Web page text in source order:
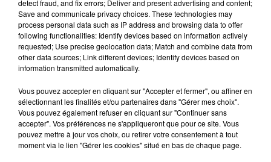
justifiée par la sécheresse intense qui est toujours
présente.
7 août 2026
LE MAGASIN JOUÉCLUB DE REIMS FERME
SES PORTES
C'était l'une des institutions du centre-ville
rémois. Le magasin JouéClub est contraint de
detect fraud, and fix errors; Deliver and present advertising and content;
Save and communicate privacy choices. These technologies may
process personal data such as IP address and browsing data to offer
following functionalities: Identify devices based on information actively
requested; Use precise geolocation data; Match and combine data from
other data sources; Link different devices; Identify devices based on
information transmitted automatically.
Vous pouvez accepter en cliquant sur "Accepter et fermer", ou affiner en
sélectionnant les finalités et/ou partenaires dans "Gérer mes choix".
Vous pouvez également refuser en cliquant sur "Continuer sans
accepter". Vos préférences ne s'appliqueront que pour ce site. Vous
pouvez mettre à jour vos choix, ou retirer votre consentement à tout
moment via le lien "Gérer les cookies" situé en bas de chaque page.